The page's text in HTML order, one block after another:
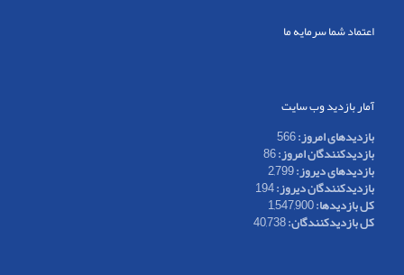
اعتماد شما سرمایه ما
آمار بازدید وب سایت
بازدیدهای امروز:566
بازدیدکنندگان امروز:86
بازدیدهای دیروز:2,799
بازدیدکنندگان دیروز:194
کل بازدیدها:1,547,900
کل بازدیدکنند‌گان:40,738